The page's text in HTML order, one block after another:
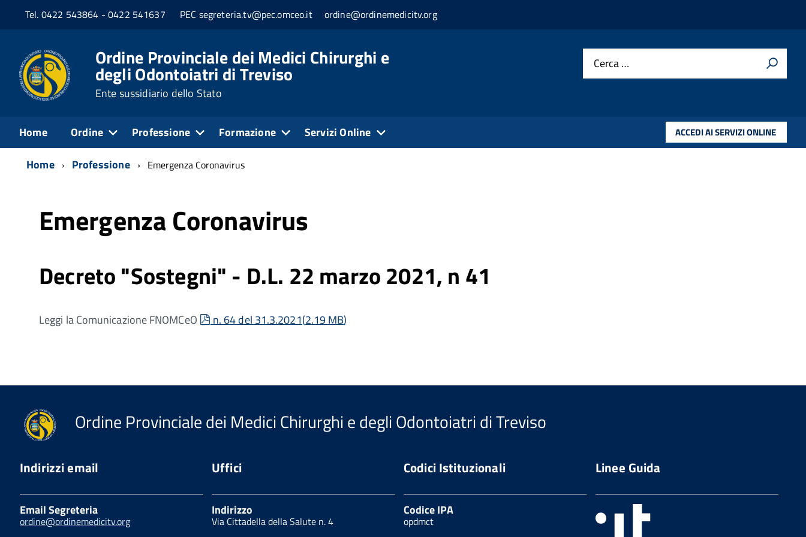
Tel. 0422 543864 - 0422 541637 PEC segreteria.tv@pec.omceo.it ordine@ordinemedicitv.org
Ordine Provinciale dei Medici Chirurghi e
degli Odontoiatri di Treviso
Ente sussidiario dello Stato
Cerca …
Home Ordine Professione Formazione Servizi Online ACCEDI AI SERVIZI ONLINE
Home Professione Emergenza Coronavirus
Emergenza Coronavirus
Decreto "Sostegni" - D.L. 22 marzo 2021, n 41
Leggi la Comunicazione FNOMCeO pdf
n. 64 del 31.3.2021(2.19 MB)
Ordine Provinciale dei Medici Chirurghi e degli Odontoiatri di Treviso
Indirizzi email
Email Segreteria
ordine@ordinemedicitv.org
Uffici
Indirizzo
Via Cittadella della Salute n. 4
Codici Istituzionali
Codice IPA
opdmct
Linee Guida